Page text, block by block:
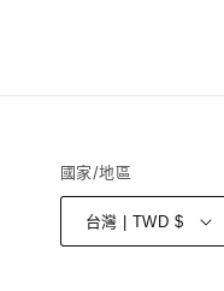
國家/地區
台灣 | TWD $